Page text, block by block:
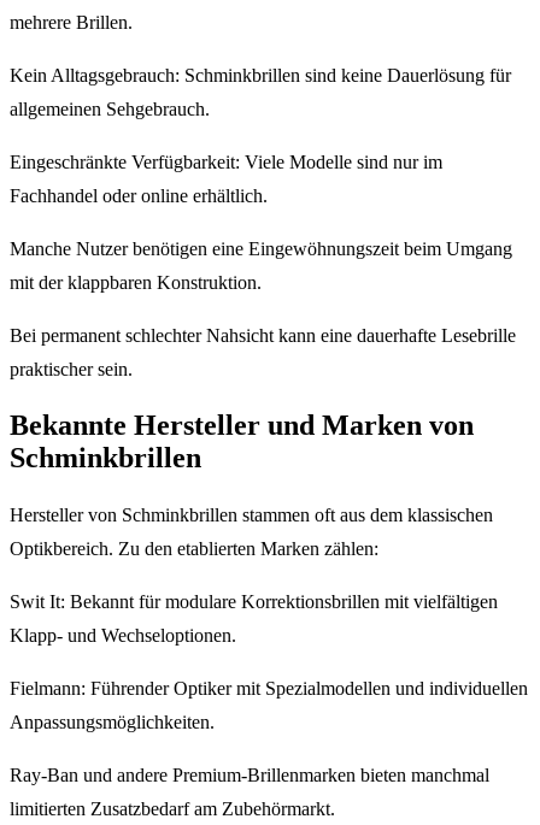
mehrere Brillen.
Kein Alltagsgebrauch: Schminkbrillen sind keine Dauerlösung für
allgemeinen Sehgebrauch.
Eingeschränkte Verfügbarkeit: Viele Modelle sind nur im
Fachhandel oder online erhältlich.
Manche Nutzer benötigen eine Eingewöhnungszeit beim Umgang
mit der klappbaren Konstruktion.
Bei permanent schlechter Nahsicht kann eine dauerhafte Lesebrille
praktischer sein.
Bekannte Hersteller und Marken von
Schminkbrillen
Hersteller von Schminkbrillen stammen oft aus dem klassischen
Optikbereich. Zu den etablierten Marken zählen:
Swit It: Bekannt für modulare Korrektionsbrillen mit vielfältigen
Klapp- und Wechseloptionen.
Fielmann: Führender Optiker mit Spezialmodellen und individuellen
Anpassungsmöglichkeiten.
Ray-Ban und andere Premium-Brillenmarken bieten manchmal
limitierten Zusatzbedarf am Zubehörmarkt.